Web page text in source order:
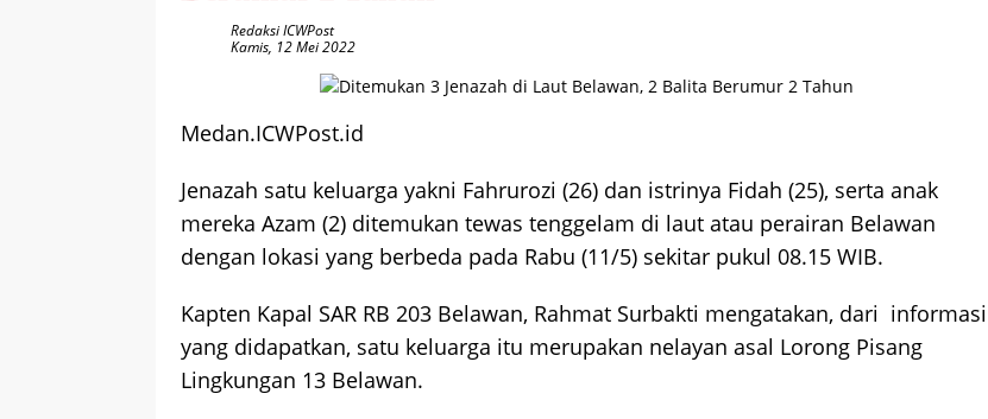
Redaksi ICWPost
Kamis, 12 Mei 2022
Medan.ICWPost.id
Jenazah satu keluarga yakni Fahrurozi (26) dan istrinya Fidah (25), serta anak
mereka Azam (2) ditemukan tewas tenggelam di laut atau perairan Belawan
dengan lokasi yang berbeda pada Rabu (11/5) sekitar pukul 08.15 WIB.
Kapten Kapal SAR RB 203 Belawan, Rahmat Surbakti mengatakan, dari informasi
yang didapatkan, satu keluarga itu merupakan nelayan asal Lorong Pisang
Lingkungan 13 Belawan.